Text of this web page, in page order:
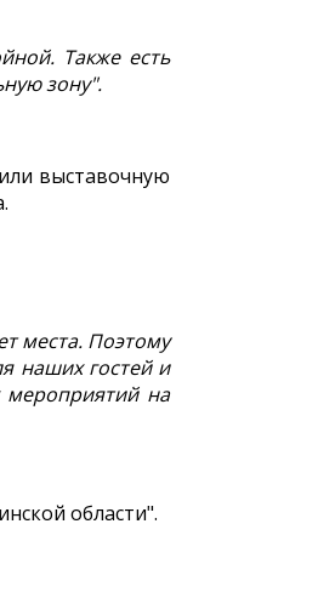
Также есть
зону".
выставочную
места. Поэтому
наших гостей и
мероприятий на
области".